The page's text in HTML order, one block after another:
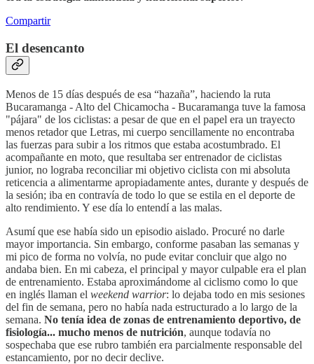
Compartir
El desencanto
Menos de 15 días después de esa “hazaña”, haciendo la ruta
Bucaramanga - Alto del Chicamocha - Bucaramanga tuve la famosa
"pájara" de los ciclistas: a pesar de que en el papel era un trayecto
menos retador que Letras, mi cuerpo sencillamente no encontraba
las fuerzas para subir a los ritmos que estaba acostumbrado. El
acompañante en moto, que resultaba ser entrenador de ciclistas
junior, no lograba reconciliar mi objetivo ciclista con mi absoluta
reticencia a alimentarme apropiadamente antes, durante y después de
la sesión; iba en contravía de todo lo que se estila en el deporte de
alto rendimiento. Y ese día lo entendí a las malas.
Asumí que ese había sido un episodio aislado. Procuré no darle
mayor importancia. Sin embargo, conforme pasaban las semanas y
mi pico de forma no volvía, no pude evitar concluir que algo no
andaba bien. En mi cabeza, el principal y mayor culpable era el plan
de entrenamiento. Estaba aproximándome al ciclismo como lo que
en inglés llaman el weekend warrior: lo dejaba todo en mis sesiones
del fin de semana, pero no había nada estructurado a lo largo de la
semana. No tenía idea de zonas de entrenamiento deportivo, de
fisiología... mucho menos de nutrición, aunque todavía no
sospechaba que ese rubro también era parcialmente responsable del
estancamiento, por no decir declive.